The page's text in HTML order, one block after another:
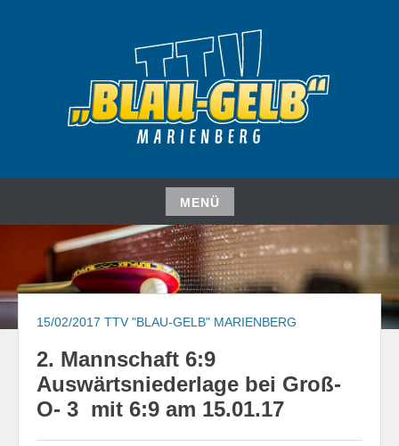
TTV "BLAU-GELB"
MARIENBERG E. V.
MENÜ
Zum
Inhalt
springen
15/02/2017 TTV "BLAU-GELB" MARIENBERG
2. Mannschaft 6:9
Auswärtsniederlage bei Groß-
O- 3 mit 6:9 am 15.01.17